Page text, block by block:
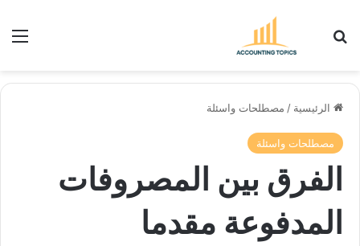
الرئيسية / مصطلحات واسئلة
مصطلحات واسئلة
الفرق بين المصروفات
المدفوعة مقدما